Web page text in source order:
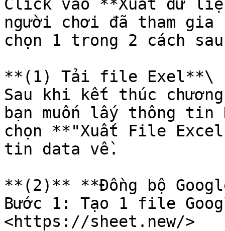
Click vào **Xuất dữ
người chơi đã tham
chọn 1 trong 2 cách
**(1) Tải file Exel**\
Sau khi kết thúc
bạn muốn lấy thông
chọn **"Xuất File
tin data về.
**(2)** **Đồng bộ
Bước 1: Tạo 1 file
<https://sheet.new/>